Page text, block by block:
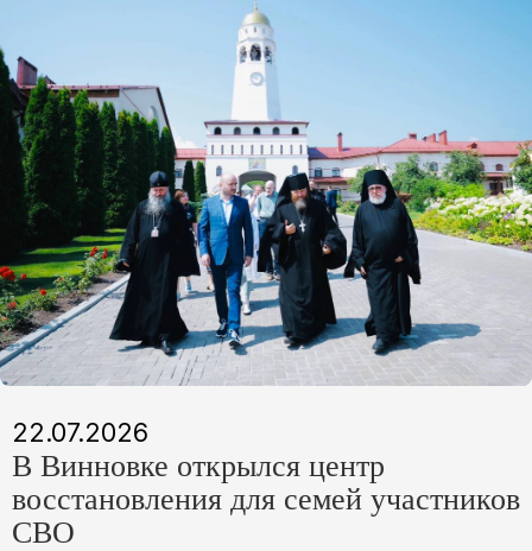
22.07.2026
В Винновке открылся центр
восстановления для семей участников
СВО